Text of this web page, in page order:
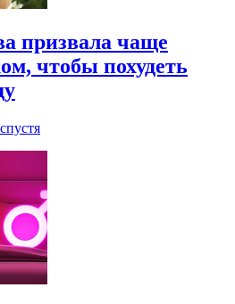
призвала чаще
чтобы похудеть